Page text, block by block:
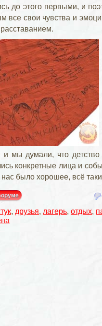
до этого первыми, и
все свои чувства и
и мы думали, что
конкретные лица и
нас было хорошее, всё
, друзья, лагерь, отдых,